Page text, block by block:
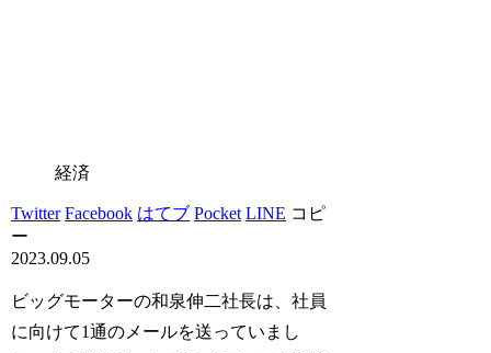
経済
Twitter Facebook はてブ Pocket LINE コピ
ー
2023.09.05
ビッグモーターの和泉伸二社長は、社員
に向けて1通のメールを送っていまし